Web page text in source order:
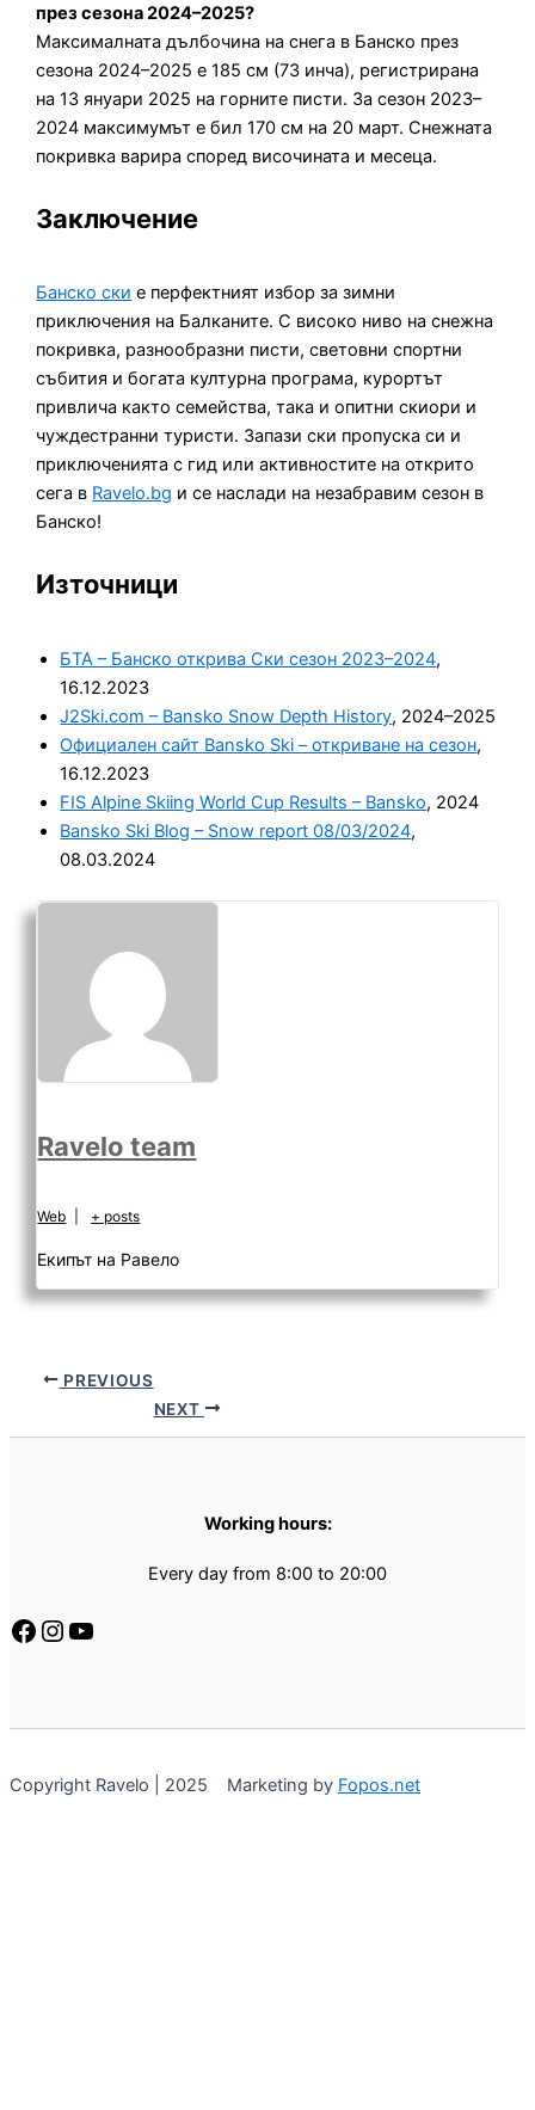
през сезона 2024–2025?
Максималната дълбочина на снега в Банско през
сезона 2024–2025 е 185 см (73 инча), регистрирана
на 13 януари 2025 на горните писти. За сезон 2023–
2024 максимумът е бил 170 см на 20 март. Снежната
покривка варира според височината и месеца.
Заключение
Банско ски е перфектният избор за зимни
приключения на Балканите. С високо ниво на снежна
покривка, разнообразни писти, световни спортни
събития и богата културна програма, курортът
привлича както семейства, така и опитни скиори и
чуждестранни туристи. Запази ски пропуска си и
приключенията с гид или активностите на открито
сега в Ravelo.bg и се наслади на незабравим сезон в
Банско!
Източници
БТА – Банско открива Ски сезон 2023–2024,
16.12.2023
J2Ski.com – Bansko Snow Depth History, 2024–2025
Официален сайт Bansko Ski – откриване на сезон,
16.12.2023
FIS Alpine Skiing World Cup Results – Bansko, 2024
Bansko Ski Blog – Snow report 08/03/2024,
08.03.2024
Ravelo team
Web + posts
Екипът на Равело
PREVIOUS
NEXT
Working hours:
Every day from 8:00 to 20:00
Copyright Ravelo | 2025 Marketing by Fopos.net